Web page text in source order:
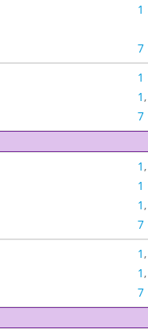
1
7
1
1,
7
1,
1
1,
7
1,
1,
7